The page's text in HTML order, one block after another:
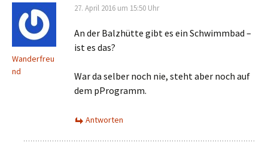
Wanderfreu
nd
27. April 2016 um 15:50 Uhr
An der Balzhütte gibt es ein Schwimmbad –
ist es das?
War da selber noch nie, steht aber noch auf
dem pProgramm.
Antworten